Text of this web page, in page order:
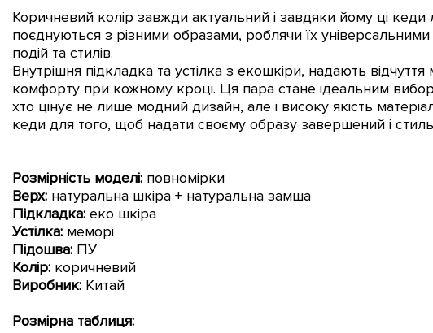
Коричневий колір завжди актуальний і завдяки йому ці кеди
поєднуються з різними образами, роблячи їх універсальними
подій та стилів.
Внутрішня підкладка та устілка з екошкіри, надають відчуття
комфорту при кожному кроці. Ця пара стане ідеальним
хто цінує не лише модний дизайн, але і високу якість
кеди для того, щоб надати своєму образу завершений і
Розмірність моделі: повномірки
Верх: натуральна шкіра + натуральна замша
Підкладка: еко шкіра
Устілка: меморі
Підошва: ПУ
Колір: коричневий
Виробник: Китай
Розмірна таблиця: